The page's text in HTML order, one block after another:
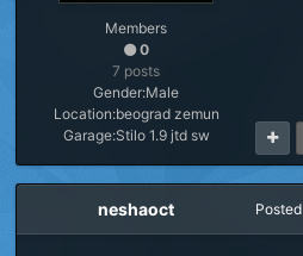
Members
0
7 posts
Gender:Male
Location:beograd zemun
Garage:Stilo 1.9 jtd sw
neshaoct Posted